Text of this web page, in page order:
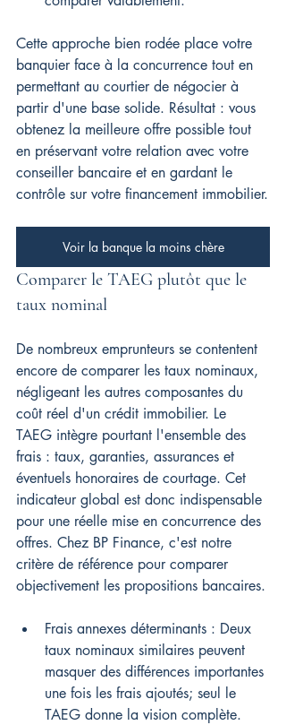
Cette approche bien rodée place votre
banquier face à la concurrence tout en
permettant au courtier de négocier à
partir d'une base solide. Résultat : vous
obtenez la meilleure offre possible tout
en préservant votre relation avec votre
conseiller bancaire et en gardant le
contrôle sur votre financement immobilier.
Voir la banque la moins chère
Comparer le TAEG plutôt que le
taux nominal
De nombreux emprunteurs se contentent
encore de comparer les taux nominaux,
négligeant les autres composantes du
coût réel d'un crédit immobilier. Le
TAEG intègre pourtant l'ensemble des
frais : taux, garanties, assurances et
éventuels honoraires de courtage. Cet
indicateur global est donc indispensable
pour une réelle mise en concurrence des
offres. Chez BP Finance, c'est notre
critère de référence pour comparer
objectivement les propositions bancaires.
Frais annexes déterminants : Deux
taux nominaux similaires peuvent
masquer des différences importantes
une fois les frais ajoutés; seul le
TAEG donne la vision complète.